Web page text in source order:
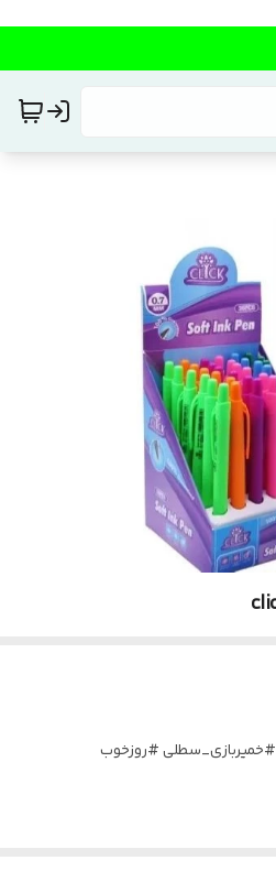
خودکار رنگی فشاری برندclick #خمیربازی_سطلی #روزخوب